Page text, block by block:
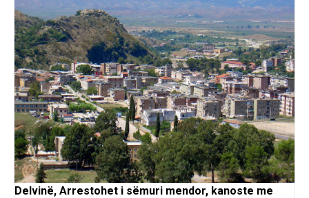
Delvinë, Arrestohet i sëmuri mendor, kanoste me